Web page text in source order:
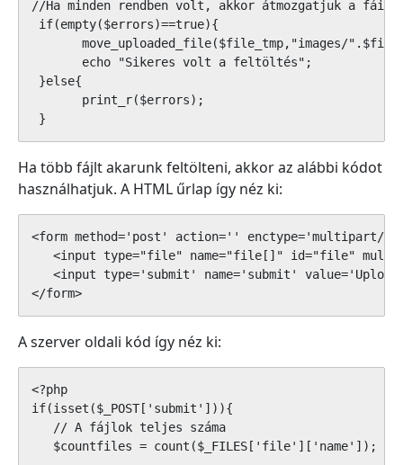
//Ha minden rendben volt, akkor átmozgatjuk a fáilt
if(empty($errors)==true){
move_uploaded_file($file_tmp,"images/
       echo "Sikeres volt a feltöltés";
}else{
       print_r($errors);
}
Ha több fájlt akarunk feltölteni, akkor az alábbi kódot
használhatjuk. A HTML űrlap így néz ki:
<form method='post' action='' enctype='multipart/
<input type="file" name="file[]" id="file"
<input type='submit' name='submit'
</form>
A szerver oldali kód így néz ki:
<?php
if(isset($_POST['submit'])){
   // A fájlok teljes száma
   $countfiles = count($_FILES['file']['name']);